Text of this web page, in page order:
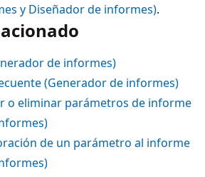
y Diseñador de informes).
de informes)
(Generador de informes)
o eliminar parámetros de informe
de un parámetro al informe